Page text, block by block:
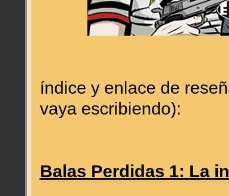
índice y enlace de
vaya escribiendo):
Balas Perdidas 1: La